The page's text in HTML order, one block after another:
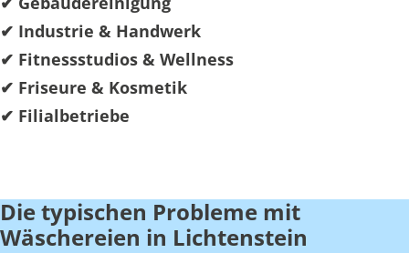
✔ Industrie & Handwerk
✔ Fitnessstudios & Wellness
✔ Friseure & Kosmetik
✔ Filialbetriebe
Die typischen Probleme mit
Wäschereien in Lichtenstein